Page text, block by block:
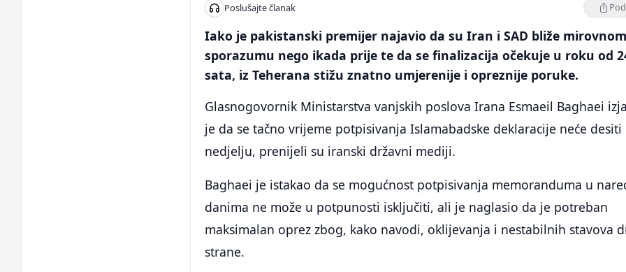
Poslušajte članak
Iako je pakistanski premijer najavio da su Iran i SAD bliže mirovnom
sporazumu nego ikada prije te da se finalizacija očekuje u roku od
sata, iz Teherana stižu znatno umjerenije i opreznije poruke.
Glasnogovornik Ministarstva vanjskih poslova Irana Esmaeil Baghaei
je da se tačno vrijeme potpisivanja Islamabadske deklaracije neće desiti
nedjelju, prenijeli su iranski državni mediji.
Baghaei je istakao da se mogućnost potpisivanja memoranduma u
danima ne može u potpunosti isključiti, ali je naglasio da je potreban
maksimalan oprez zbog, kako navodi, oklijevanja i nestabilnih stavova
strane.